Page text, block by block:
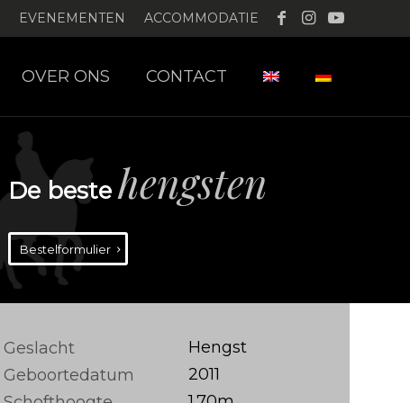
EVENEMENTEN ACCOMMODATIE
OVER ONS CONTACT
De beste hengsten
Bestelformulier
Geslacht
Hengst
Geboortedatum
2011